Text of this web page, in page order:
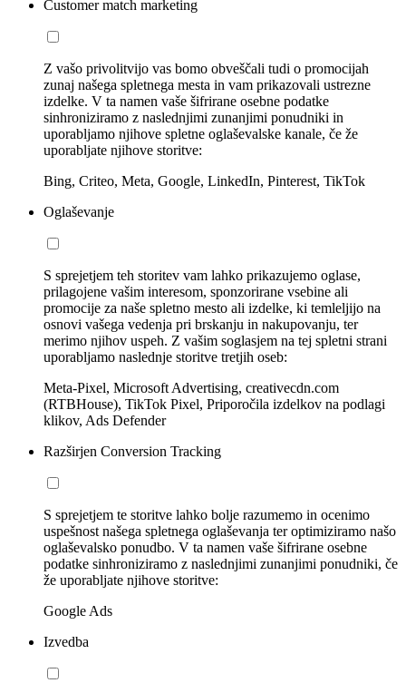
Customer match marketing
Z vašo privolitvijo vas bomo obveščali tudi o promocijah
zunaj našega spletnega mesta in vam prikazovali ustrezne
izdelke. V ta namen vaše šifrirane osebne podatke
sinhroniziramo z naslednjimi zunanjimi ponudniki in
uporabljamo njihove spletne oglaševalske kanale, če že
uporabljate njihove storitve:
Bing, Criteo, Meta, Google, LinkedIn, Pinterest, TikTok
Oglaševanje
S sprejetjem teh storitev vam lahko prikazujemo oglase,
prilagojene vašim interesom, sponzorirane vsebine ali
promocije za naše spletno mesto ali izdelke, ki temleljijo na
osnovi vašega vedenja pri brskanju in nakupovanju, ter
merimo njihov uspeh. Z vašim soglasjem na tej spletni strani
uporabljamo naslednje storitve tretjih oseb:
Meta-Pixel, Microsoft Advertising, creativecdn.com
(RTBHouse), TikTok Pixel, Priporočila izdelkov na podlagi
klikov, Ads Defender
Razširjen Conversion Tracking
S sprejetjem te storitve lahko bolje razumemo in ocenimo
uspešnost našega spletnega oglaševanja ter optimiziramo našo
oglaševalsko ponudbo. V ta namen vaše šifrirane osebne
podatke sinhroniziramo z naslednjimi zunanjimi ponudniki, če
že uporabljate njihove storitve:
Google Ads
Izvedba